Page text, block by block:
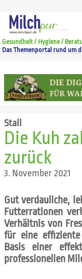
Gesundheit / Hygiene /
Das Themenportal rund um
Stall
Die Kuh
zurück
3. November 2021
Gut verdauliche,
Futterrationen
Verhältnis von
für eine
Basis einer
professionellen